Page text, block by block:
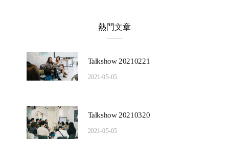
熱門文章
Talkshow 20210221
2021-05-05
Talkshow 20210320
2021-05-05